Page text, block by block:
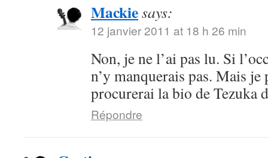
Mackiesays:
12 janvier 2011 at 18 h 26 min
Non, je ne l’ai pas lu. Si
n’y manquerais pas. Mais je
procurerai la bio de Tezuka
Répondre